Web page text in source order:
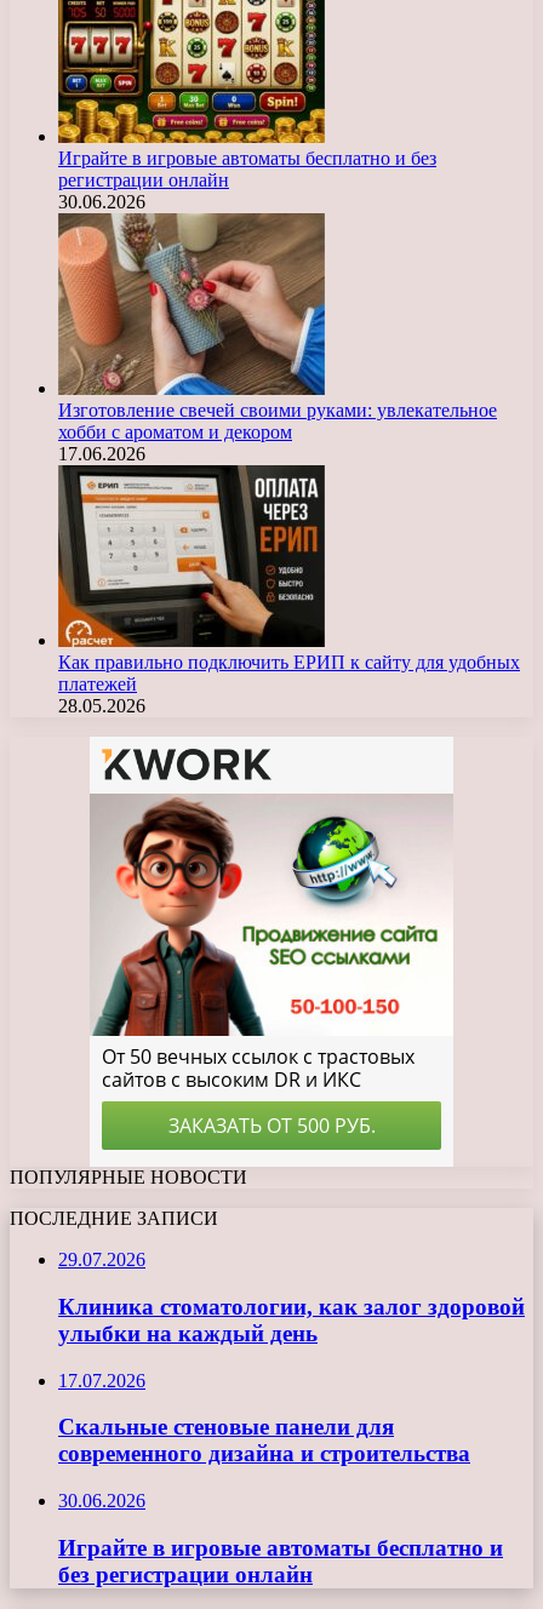
Играйте в игровые автоматы бесплатно и без
регистрации онлайн
30.06.2026
Изготовление свечей своими руками: увлекательное
хобби с ароматом и декором
17.06.2026
Как правильно подключить ЕРИП к сайту для удобных
платежей
28.05.2026
ПОПУЛЯРНЫЕ НОВОСТИ
ПОСЛЕДНИЕ ЗАПИСИ
29.07.2026
Клиника стоматологии, как залог здоровой
улыбки на каждый день
17.07.2026
Скальные стеновые панели для
современного дизайна и строительства
30.06.2026
Играйте в игровые автоматы бесплатно и
без регистрации онлайн